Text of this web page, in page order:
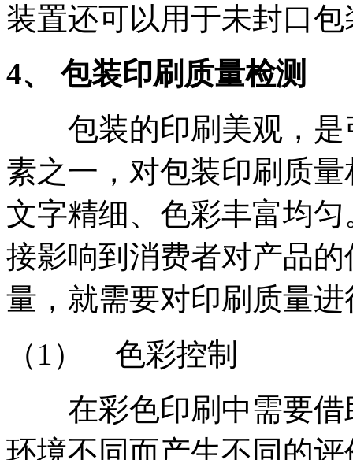
装置还可以用于未封口
4、包装印刷质量检测
包装的印刷美观，是
素之一，对包装印刷质
文字精细、色彩丰富均
接影响到消费者对产品
量，就需要对印刷质量
（1） 色彩控制
在彩色印刷中需要借
环境不同而产生不同的